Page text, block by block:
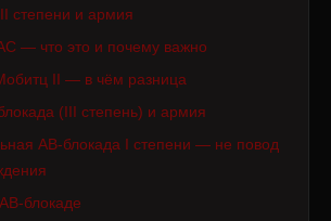
степени и армия
— что это и почему важно
II — в чём разница
(III степень) и армия
АВ-блокада I степени — не повод
блокаде